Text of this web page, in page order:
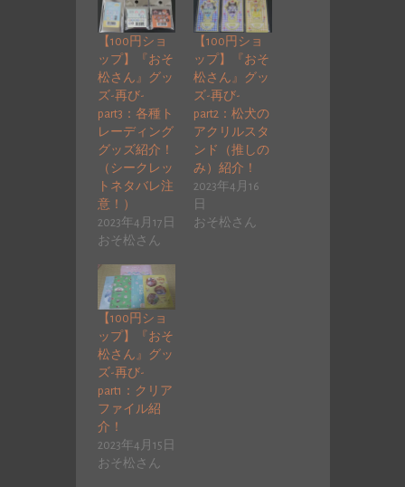
【100円ショ
ップ】『おそ
松さん』グッ
ズ-再び-
part3：各種ト
レーディング
グッズ紹介！
（シークレッ
トネタバレ注
意！）
2023年4月17日
おそ松さん
【100円ショ
ップ】『おそ
松さん』グッ
ズ-再び-
part2：松犬の
アクリルスタ
ンド（推しの
み）紹介！
2023年4月16
日
おそ松さん
【100円ショ
ップ】『おそ
松さん』グッ
ズ-再び-
part1：クリア
ファイル紹
介！
2023年4月15日
おそ松さん